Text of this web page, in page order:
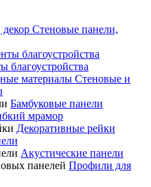
Стеновые панели,
благоустройства
Стеновые и
Бамбуковые панели
мрамор
Декоративные рейки
Акустические панели
Профили для